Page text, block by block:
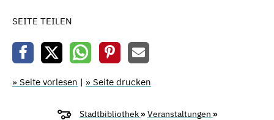
SEITE TEILEN
» Seite vorlesen | » Seite drucken
Stadtbibliothek »Veranstaltungen »